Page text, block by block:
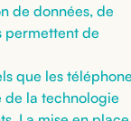
de données, de
permettent de
que les
de la technologie